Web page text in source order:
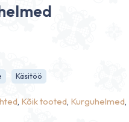
Käsitöö
, Kõik tooted, Kurguhelmed,